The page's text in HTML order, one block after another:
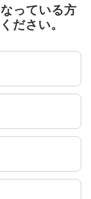
っている方
ださい。